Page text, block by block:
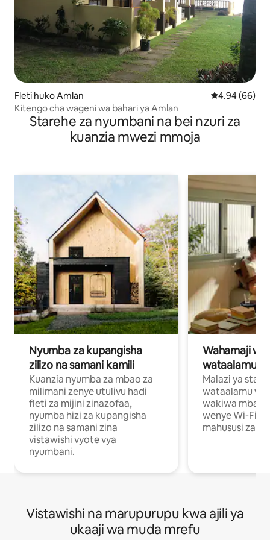
Fleti huko Amlan Ukadiriaji wa
4.94 (66)
Kitengo cha wageni wa bahari ya Amlan
Starehe za nyumbani na bei nzuri za
kuanzia mwezi mmoja
Nyumba za kupangisha
zilizo na samani kamili
Kuanzia nyumba za mbao za
milimani zenye utulivu hadi
fleti za mijini zinazofaa,
nyumba hizi za kupangisha
zilizo na samani zina
vistawishi vyote vya
nyumbani.
Wahamaji
wataalamu
Malazi ya
wataalamu
wakiwa mbali
wenye Wi-Fi
mahususi za
Vistawishi na marupurupu kwa ajili ya
ukaaji wa muda mrefu